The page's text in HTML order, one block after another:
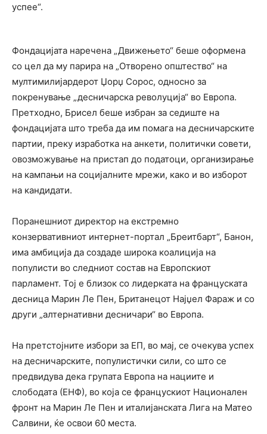
успее“.
Фондацијата наречена „Движењето“ беше оформена
со цел да му парира на „Отворено општество“ на
мултимилијардерот Џорџ Сорос, односно за
покренување „десничарска револуција“ во Европа.
Претходно, Брисел беше избран за седиште на
фондацијата што треба да им помага на десничарските
партии, преку изработка на анкети, политички совети,
овозможување на пристап до податоци, организирање
на кампањи на социјалните мрежи, како и во изборот
на кандидати.
Поранешниот директор на екстремно
конзервативниот интернет-портал „Бреитбарт“, Банон,
има амбиција да создаде широка коалиција на
популисти во следниот состав на Европскиот
парламент. Тој е близок со лидерката на француската
десница Марин Ле Пен, Британецот Најџел Фараж и со
други „алтернативни десничари“ во Европа.
На претстојните избори за ЕП, во мај, се очекува успех
на десничарските, популистички сили, со што се
предвидува дека групата Европа на нациите и
слободата (ЕНФ), во која се францускиот Национален
фронт на Марин Ле Пен и италијанската Лига на Матео
Салвини, ќе освои 60 места.